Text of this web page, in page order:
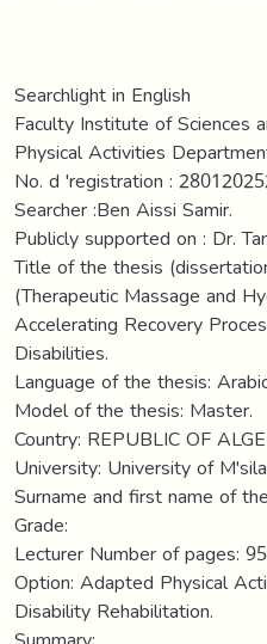
Searchlight in English
Faculty Institute of Sciences
Physical Activities
No. d 'registration :
Searcher :Ben Aissi Samir.
Publicly supported on : Dr.
Title of the thesis
(Therapeutic Massage and
Accelerating Recovery
Disabilities.
Language of the thesis:
Model of the thesis: Master.
Country: REPUBLIC OF
University: University of
Surname and first name of
Grade:
Lecturer Number of pages: 95
Option: Adapted Physical
Disability Rehabilitation.